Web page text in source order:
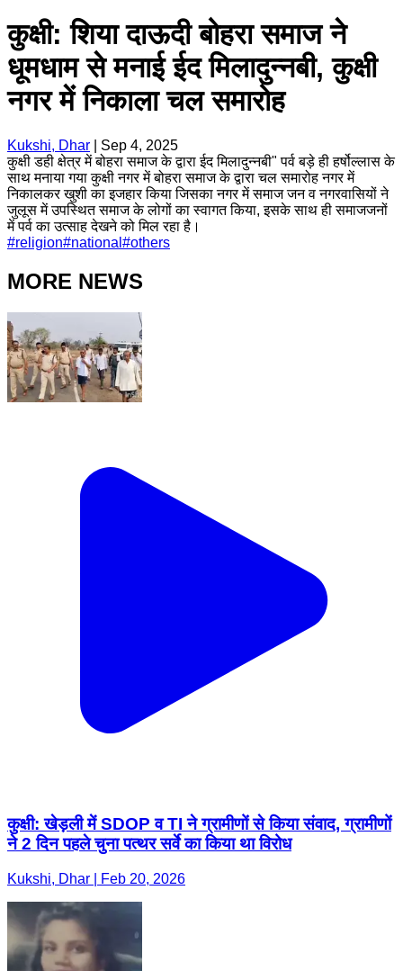
कुक्षी: शिया दाऊदी बोहरा समाज ने
धूमधाम से मनाई ईद मिलादुन्नबी, कुक्षी
नगर में निकाला चल समारोह
Kukshi, Dhar
Sep 4, 2025
कुक्षी डही क्षेत्र में बोहरा समाज के द्वारा ईद मिलादुन्नबी" पर्व बड़े ही हर्षोल्लास के
साथ मनाया गया कुक्षी नगर में बोहरा समाज के द्वारा चल समारोह नगर में
निकालकर खुशी का इजहार किया जिसका नगर में समाज जन व नगरवासियों ने
जुलूस में उपस्थित समाज के लोगों का स्वागत किया, इसके साथ ही समाजजनों
में पर्व का उत्साह देखने को मिल रहा है।
#religion#national #others
MORE NEWS
कुक्षी: खेड़ली में SDOP व TI ने ग्रामीणों से किया संवाद, ग्रामीणों
ने 2 दिन पहले चुना पत्थर सर्वे का किया था विरोध
Kukshi, Dhar | Feb 20, 2026